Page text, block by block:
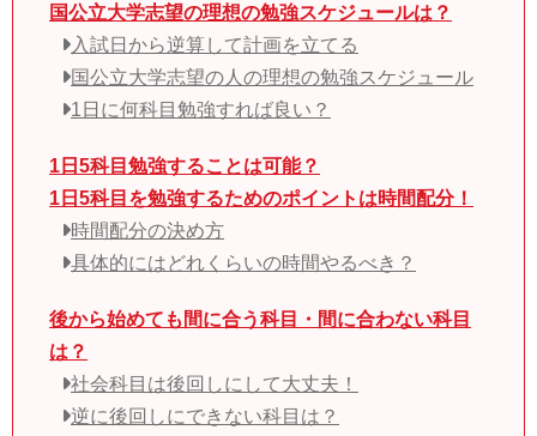
国公立大学志望の理想の勉強スケジュールは？
入試日から逆算して計画を立てる
国公立大学志望の人の理想の勉強スケジュール
1日に何科目勉強すれば良い？
1日5科目勉強することは可能？
1日5科目を勉強するためのポイントは時間配分！
時間配分の決め方
具体的にはどれくらいの時間やるべき？
後から始めても間に合う科目・間に合わない科目
は？
社会科目は後回しにして大丈夫！
逆に後回しにできない科目は？